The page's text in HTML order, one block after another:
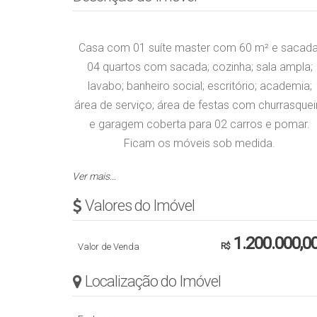
Casa com 01 suíte master com 60 m² e
04 quartos com sacada; cozinha; sala ampla;
lavabo; banheiro social; escritório; academia;
área de serviço; área de festas com
e garagem coberta para 02 carros e pomar.
Ficam os móveis sob medida.
Possui filtro de água; sistema de alarme e
câmeras.
Área construída de 285,51 m².
Área do terreno com 509,36 m².
Casa de esquina, local tranquilo.
Ver mais...
Valores do Imóvel
R$
Valor de Venda
Localização do Imóvel